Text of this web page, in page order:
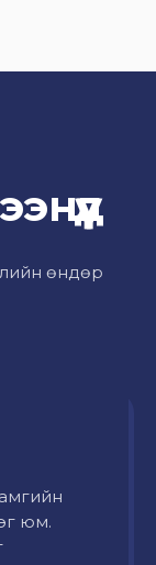
өндөр
юм.